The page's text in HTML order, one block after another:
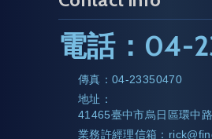
電話： 04-
傳真：04-23350470
地址：
41465臺中市烏日區環中
業務許經理信箱：